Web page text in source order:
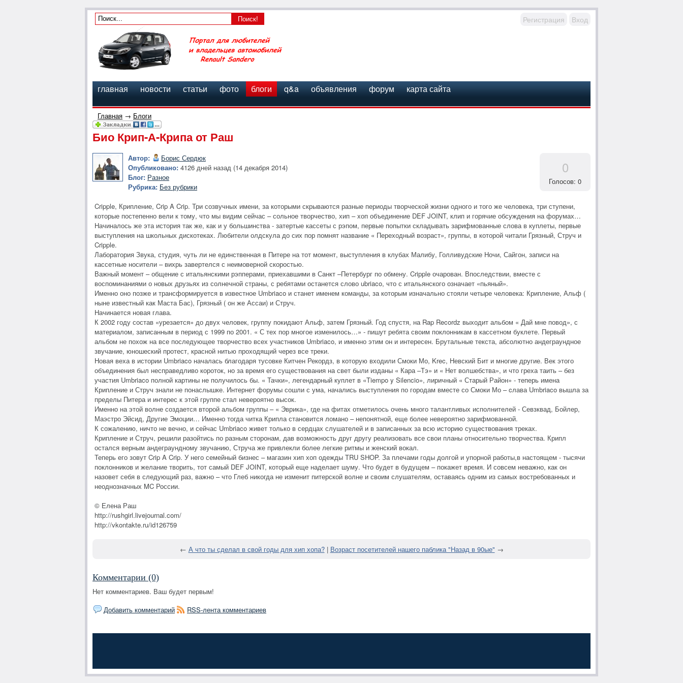
Регистрация Вход
главная новости статьи фото блоги q&a объявления форум карта сайта
Главная → Блоги
Био Крип-А-Крипа от Раш
Автор:
Борис Сердюк
Опубликовано: 4126 дней назад (14 декабря 2014)
Блог: Разное
Рубрика: Без рубрики
0
Голосов: 0
Cripple, Крипление, Crip A Crip. Три созвучных имени, за которыми скрываются разные периоды творческой жизни одного и того же человека, три ступени,
которые постепенно вели к тому, что мы видим сейчас – сольное творчество, хип – хоп объединение DEF JOINT, клип и горячие обсуждения на форумах…
Начиналось же эта история так же, как и у большинства - затертые кассеты с рэпом, первые попытки складывать зарифмованные слова в куплеты, первые
выступления на школьных дискотеках. Любители олдскула до сих пор помнят название « Переходный возраст», группы, в которой читали Грязный, Струч и
Cripple.
Лаборатория Звука, студия, чуть ли не единственная в Питере на тот момент, выступления в клубах Малибу, Голливудские Ночи, Сайгон, записи на
кассетные носители – вихрь завертелся с неимоверной скоростью.
Важный момент – общение с итальянскими рэпперами, приехавшими в Санкт –Петербург по обмену. Cripple очарован. Впоследствии, вместе с
воспоминаниями о новых друзьях из солнечной страны, с ребятами останется слово ubriaco, что с итальянского означает «пьяный».
Именно оно позже и трансформируется в известное Umbriaco и станет именем команды, за которым изначально стояли четыре человека: Крипление, Альф (
ныне известный как Маста Бас), Грязный ( он же Ассаи) и Струч.
Начинается новая глава.
К 2002 году состав «урезается» до двух человек, группу покидают Альф, затем Грязный. Год спустя, на Rap Recordz выходит альбом « Дай мне повод», с
материалом, записанным в период с 1999 по 2001. « С тех пор многое изменилось…» - пишут ребята своим поклонникам в кассетном буклете. Первый
альбом не похож на все последующее творчество всех участников Umbriaco, и именно этим он и интересен. Брутальные текста, абсолютно андеграундное
звучание, юношеский протест, красной нитью проходящий через все треки.
Новая веха в истории Umbriaco началась благодаря тусовке Китчен Рекордз, в которую входили Смоки Мо, Krec, Невский Бит и многие другие. Век этого
объединения был несправедливо короток, но за время его существования на свет были изданы « Кара –Тэ» и « Нет волшебства», и что греха таить – без
участия Umbriaco полной картины не получилось бы. « Тачки», легендарный куплет в «Tiempo y Silencio», лиричный « Старый Район» - теперь имена
Крипление и Струч знали не понаслышке. Интернет форумы сошли с ума, начались выступления по городам вместе со Смоки Мо – cлава Umbriaco вышла за
пределы Питера и интерес к этой группе стал невероятно высок.
Именно на этой волне создается второй альбом группы – « Эврика», где на фитах отметилось очень много талантливых исполнителей - Севзквад, Бойлер,
Маэстро Эйсид, Другие Эмоции… Именно тогда читка Крипла становится ломано – непонятной, еще более невероятно зарифмованной.
К сожалению, ничто не вечно, и сейчас Umbriaco живет только в сердцах слушателей и в записанных за всю историю существования треках.
Крипление и Струч, решили разойтись по разным сторонам, дав возможность друг другу реализовать все свои планы относительно творчества. Крипл
остался верным андеграундному звучанию, Струча же привлекли более легкие ритмы и женский вокал.
Теперь его зовут Crip A Crip. У него семейный бизнес – магазин хип хоп одежды TRU SHOP. За плечами годы долгой и упорной работы,в настоящем - тысячи
поклонников и желание творить, тот самый DEF JOINT, который еще наделает шуму. Что будет в будущем – покажет время. И совсем неважно, как он
назовет себя в следующий раз, важно – что Глеб никогда не изменит питерской волне и своим слушателям, оставаясь одним из самых востребованных и
неоднозначных MC России.
© Елена Раш
http://rushgirl.livejournal.com/
http://vkontakte.ru/id126759
← А что ты сделал в свой годы для хип хопа?| Возраст посетителей нашего паблика "Назад в 90ые" →
Комментарии (0)
Нет комментариев. Ваш будет первым!
Добавить комментарий
RSS-лента комментариев